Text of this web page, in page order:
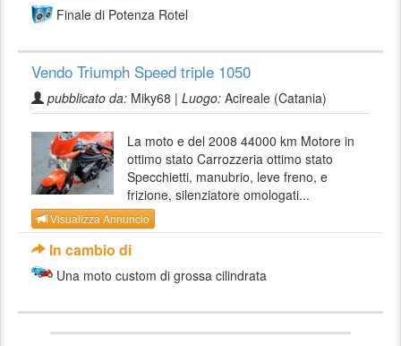
Finale di Potenza Rotel
Vendo Triumph Speed triple 1050
pubblicato da: Miky68 | Luogo: Acireale (Catania)
La moto e del 2008 44000 km Motore in
ottimo stato Carrozzeria ottimo stato
Specchietti, manubrio, leve freno, e
frizione, silenziatore omologati...
Visualizza Annuncio
In cambio di
Una moto custom di grossa cilindrata